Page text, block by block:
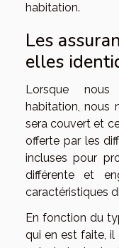
habitation.
Les
elles
Lorsque nous
habitation, nous
sera couvert et
offerte par les
incluses pour
différente et
caractéristiques
En fonction du
qui en est faite,